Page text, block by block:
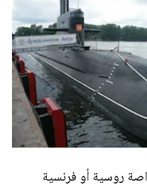
روسية أو فرنسية